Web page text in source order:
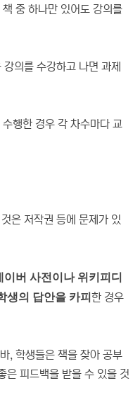
중 하나만 있어도 강의를
의를 수강하고 나면 과제
행한 경우 각 차수마다 교
은 저작권 등에 문제가 있
이버 사전이나 위키피디
생의 답안을 카피 한 경우
, 학생들은 책을 찾아 공부
은 피드백을 받을 수 있을 것